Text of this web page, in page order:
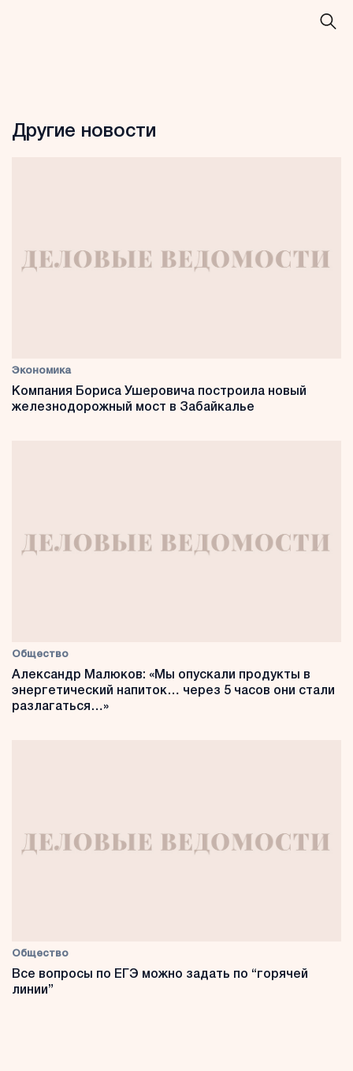
Другие новости
Экономика
Компания Бориса Ушеровича построила новый
железнодорожный мост в Забайкалье
Общество
Александр Малюков: «Мы опускали продукты в
энергетический напиток… через 5 часов они стали
разлагаться…»
Общество
Все вопросы по ЕГЭ можно задать по “горячей
линии”